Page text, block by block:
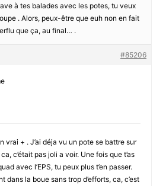
à tes balades avec les potes, tu veux
. Alors, peux-être que euh non en fait
que ça, au final… .
#85206
vrai + . J’ai déja vu un pote se battre sur
c’était pas joli a voir. Une fois que t’as
avec l’EPS, tu peux plus t’en passer.
dans la boue sans trop d’efforts, ca, c’est